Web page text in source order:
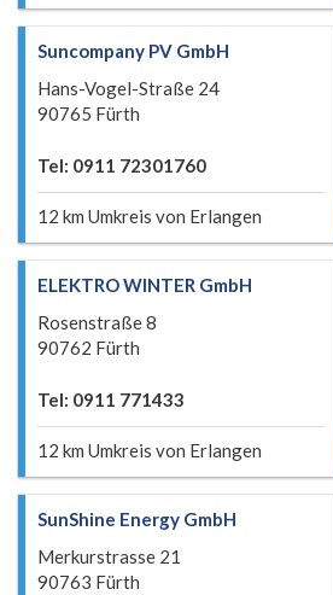
Suncompany PV GmbH
Hans-Vogel-Straße 24
90765 Fürth
Tel: 0911 72301760
12 km Umkreis von Erlangen
ELEKTRO WINTER GmbH
Rosenstraße 8
90762 Fürth
Tel: 0911 771433
12 km Umkreis von Erlangen
SunShine Energy GmbH
Merkurstrasse 21
90763 Fürth